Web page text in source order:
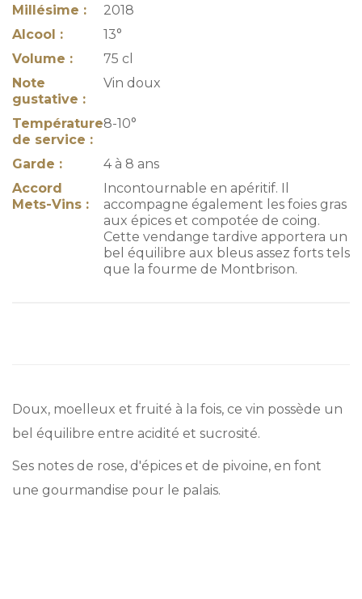
Millésime :
2018
Alcool :
13°
Volume :
75 cl
Note
gustative :
Vin doux
Température
de service :
8-10°
Garde :
4 à 8 ans
Accord
Mets-Vins :
Incontournable en apéritif. Il
accompagne également les foies gras
aux épices et compotée de coing.
Cette vendange tardive apportera un
bel équilibre aux bleus assez forts tels
que la fourme de Montbrison.
Doux, moelleux et fruité à la fois, ce vin possède un
bel équilibre entre acidité et sucrosité.
Ses notes de rose, d'épices et de pivoine, en font
une gourmandise pour le palais.